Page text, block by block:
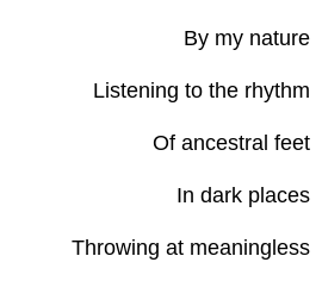
By my nature
Listening to the rhythm
Of ancestral feet
In dark places
Throwing at meaningless